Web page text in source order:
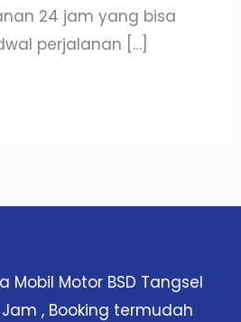
24 jam yang bisa
perjalanan […]
Mobil Motor BSD Tangsel
, Booking termudah